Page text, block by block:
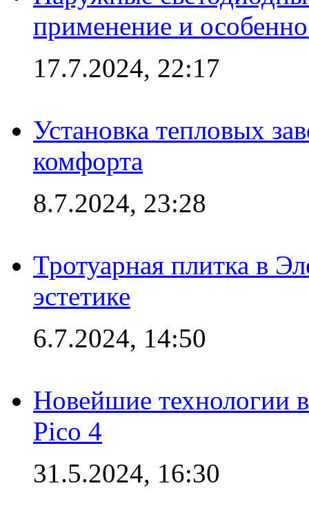
применение и
17.7.2024, 22:17
Установка тепловых
комфорта
8.7.2024, 23:28
Тротуарная плитка в
эстетике
6.7.2024, 14:50
Новейшие технологии
Pico 4
31.5.2024, 16:30